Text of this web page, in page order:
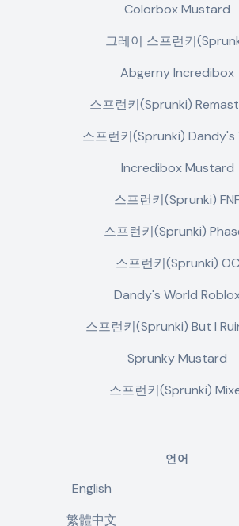
Colorbox Mustard
그레이 스프런키
Abgerny Incredibox
스프런키(Sprunki)
스프런키(Sprunki) Dandy's
Incredibox Mustard
스프런키(Sprunki)
스프런키(Sprunki)
스프런키(Sprunki) OC
Dandy's World
스프런키(Sprunki) But I
Sprunky Mustard
스프런키(Sprunki)
언어
English
繁體中文